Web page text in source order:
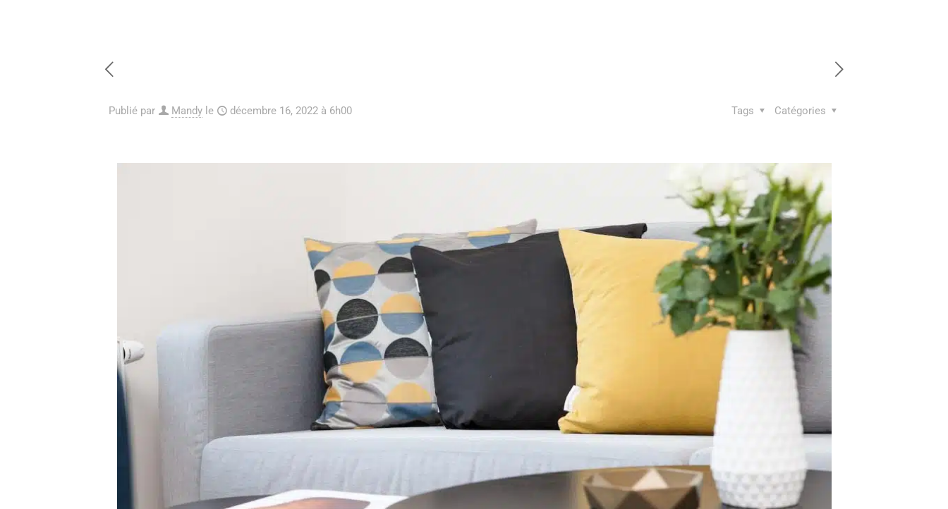
Publié par Mandy le décembre 16, 2022 à 6h00 Catégories
Tags